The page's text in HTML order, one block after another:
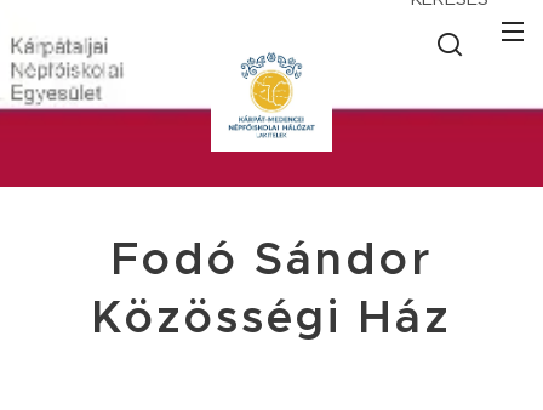
Fodó Sándor
Közösségi Ház